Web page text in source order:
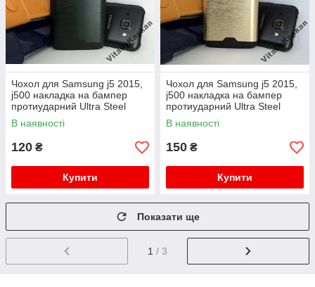
Чохол для Samsung j5 2015,
j500 накладка на бампер
протиударний Ultra Steel
В наявності
120 ₴
Купити
Чохол для Samsung j5 2015,
j500 накладка на бампер
протиударний Ultra Steel
В наявності
150 ₴
Купити
Показати ще
1 / 3